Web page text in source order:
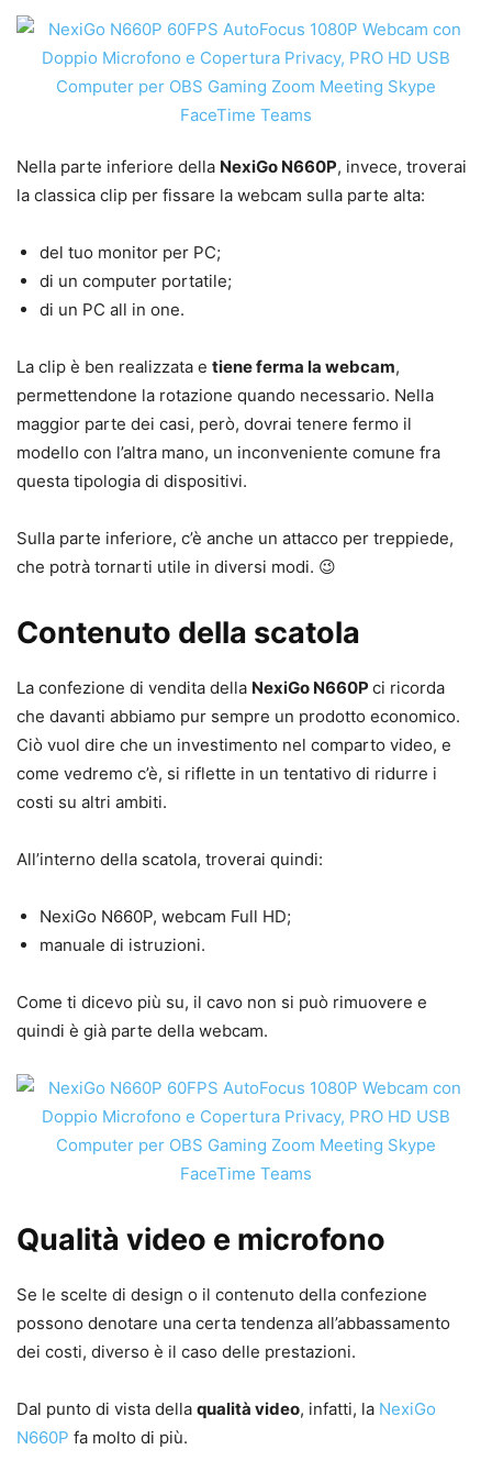
Nella parte inferiore della NexiGo N660P, invece, troverai
la classica clip per fissare la webcam sulla parte alta:
del tuo monitor per PC;
di un computer portatile;
di un PC all in one.
La clip è ben realizzata e tiene ferma la webcam,
permettendone la rotazione quando necessario. Nella
maggior parte dei casi, però, dovrai tenere fermo il
modello con l’altra mano, un inconveniente comune fra
questa tipologia di dispositivi.
Sulla parte inferiore, c’è anche un attacco per treppiede,
che potrà tornarti utile in diversi modi. 😉
Contenuto della scatola
La confezione di vendita della NexiGo N660P ci ricorda
che davanti abbiamo pur sempre un prodotto economico.
Ciò vuol dire che un investimento nel comparto video, e
come vedremo c’è, si riflette in un tentativo di ridurre i
costi su altri ambiti.
All’interno della scatola, troverai quindi:
NexiGo N660P, webcam Full HD;
manuale di istruzioni.
Come ti dicevo più su, il cavo non si può rimuovere e
quindi è già parte della webcam.
Qualità video e microfono
Se le scelte di design o il contenuto della confezione
possono denotare una certa tendenza all’abbassamento
dei costi, diverso è il caso delle prestazioni.
Dal punto di vista della qualità video, infatti, la NexiGo
N660P fa molto di più.